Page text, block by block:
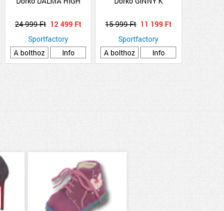
24 999 Ft 12 499 Ft
Sportfactory
A bolthoz
Info
15 999 Ft 11 199 Ft
Sportfactory
A bolthoz
Info